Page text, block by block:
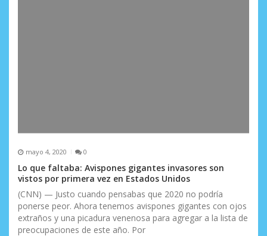
mayo 4, 2020 0
Lo que faltaba: Avispones gigantes invasores son
vistos por primera vez en Estados Unidos
(CNN) — Justo cuando pensabas que 2020 no podría
ponerse peor. Ahora tenemos avispones gigantes con ojos
extraños y una picadura venenosa para agregar a la lista de
preocupaciones de este año. Por